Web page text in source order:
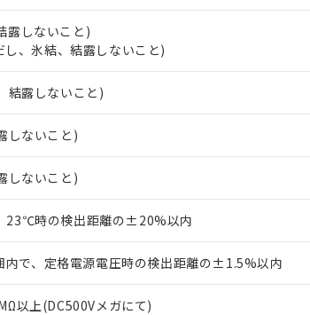
露しないこと)
、氷結、結露しないこと)
露しないこと)
しないこと)
しないこと)
23℃時の検出距離の±20%以内
で、定格電源電圧時の検出距離の±1.5%以内
以上(DC500Vメガにて)
、閲覧された時点での実際の在庫および標準価格と
期状況および標準価格はお客様のお取引先、または
員にご相談ください。
制御機器販売店や当社販売拠点は「販売ネットワー
および標準価格結果を当社の事前の承諾なく第三者
ツ機能（部品リスト作成サービス）をご利用いた
要があります。
当ウェブサイト上で当社にご登録された部品リスト
の製品・サービスに関するお客様との取引・商談に
同利用者とは、"個人情報の共同利用に関して"
を指します。
産業用監視および制御機器に対する適用除外項目は除く。
の４物質については閾値を超える意図的な使用がないことを確認
月
替え状況などにより、予定月が前後することがあり
明書をダウンロードすることができます。
（10物質）の非含有証明書
有証明書（当社基準）
の基準値 (GB/T26572)：
Hg(水銀) : 1000ppm、 Cd(カドミウム) : 100ppm、
: 1000ppm、 PBBs(ポリ臭化ビフェニル類) : 1000ppm、 PBDEs(
チル) : 1000ppm、 DIBP(フタル酸ジイソブチル) : 1000ppm、
使用期限
質（10物質）のすべてが基準値以下であることを示
使用状況下において有害物質が外部に漏えいし、
認です。当社販売部門へお問い合わせください。
社製品を、核兵器、ミサイル、化学兵器、生物兵器
切使用いたしません。
貴社製品を第三者に販売する場合は、上記1、2お
は、販売先および販売に係わる関係者が違法に輸出
ん。
合意する
数以上の在庫あり
数には満たないが在庫あり
なし(最新の在庫状況については、お客様のお取引
販売店・当社販売員にご確認ください)
生産機種、また在庫状況の情報を公開していない機